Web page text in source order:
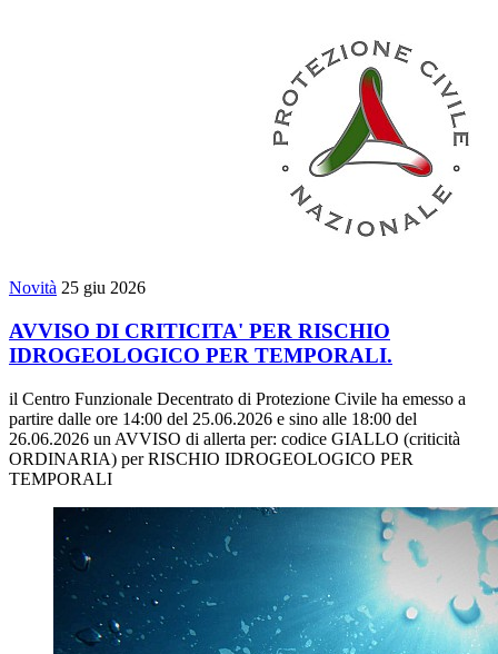
Novità 25 giu 2026
AVVISO DI CRITICITA' PER RISCHIO
IDROGEOLOGICO PER TEMPORALI.
il Centro Funzionale Decentrato di Protezione Civile ha emesso a
partire dalle ore 14:00 del 25.06.2026 e sino alle 18:00 del
26.06.2026 un AVVISO di allerta per: codice GIALLO (criticità
ORDINARIA) per RISCHIO IDROGEOLOGICO PER
TEMPORALI